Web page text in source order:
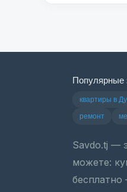
Популярные
квартиры в
ремонт
Savdo.tj —
можете: